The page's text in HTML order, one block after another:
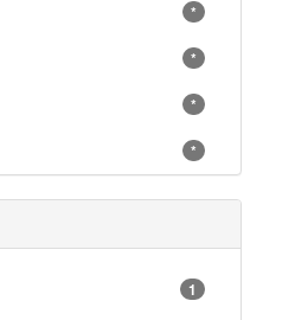
*
*
*
*
*
*
*
*
*
*
*
1